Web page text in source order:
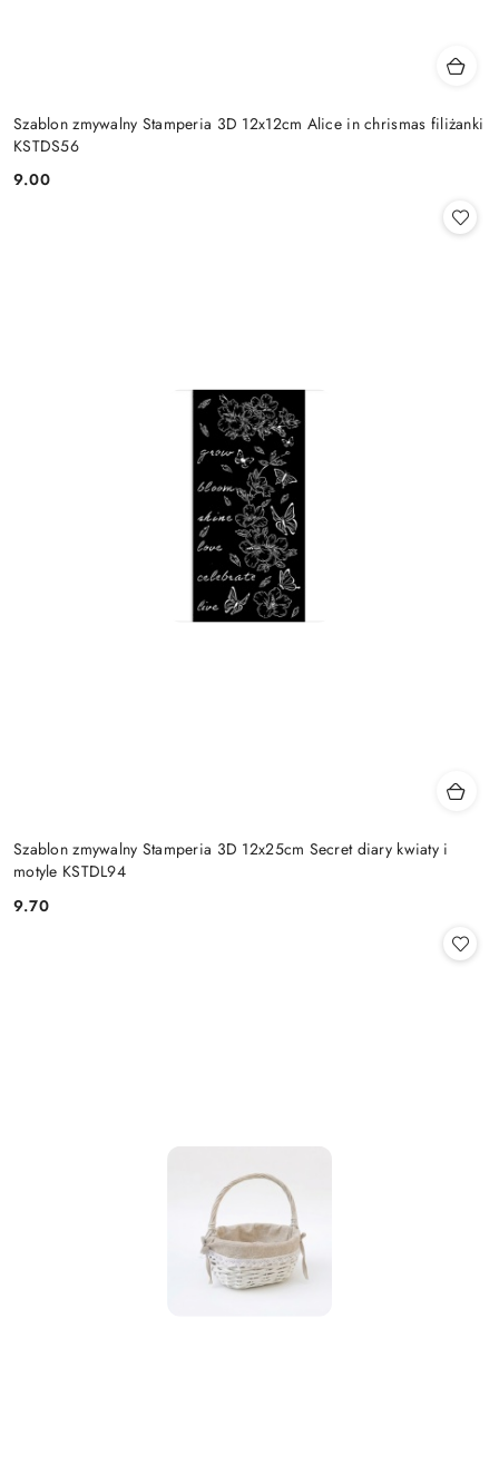
Szablon zmywalny Stamperia 3D 12x12cm Alice in chrismas filiżanki
KSTDS56
Cena:
9.00
Szablon zmywalny Stamperia 3D 12x25cm Secret diary kwiaty i
motyle KSTDL94
Cena:
9.70